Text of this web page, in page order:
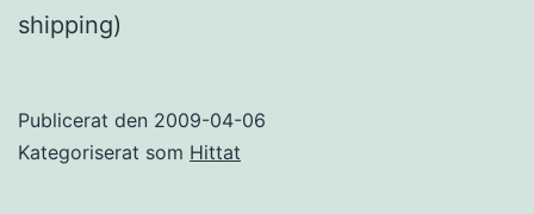
shipping)
Publicerat den 2009-04-06
Kategoriserat som Hittat